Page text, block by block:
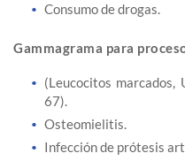
Consumo de drogas.
Gammagrama para
(Leucocitos marcados,
67).
Osteomielitis.
Infección de prótesis